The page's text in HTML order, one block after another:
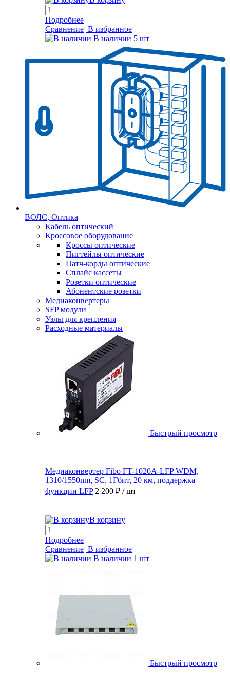
Подробнее
Сравнение В избранное
В наличии 5 шт
ВОЛС, Оптика
Кабель оптический
Кроссовое оборудование
Кроссы оптические
Пигтейлы оптические
Патч-корды оптические
Сплайс кассеты
Розетки оптические
Абонентские розетки
Медиаконвертеры
SFP модули
Узлы для крепления
Расходные материалы
Быстрый просмотр
Медиаконвертер Fibo FT-1020A-LFP WDM,
1310/1550nm, SC, 1Гбит, 20 км, поддержка
функции LFP 2 200 ₽ / шт
В корзину
Подробнее
Сравнение В избранное
В наличии 1 шт
Быстрый просмотр